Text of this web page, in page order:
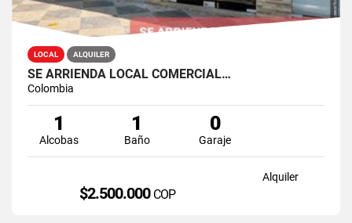
LOCAL ALQUILER
SE ARRIENDA LOCAL COMERCIAL…
Colombia
1
Alcobas
1
Baño
0
Garaje
Alquiler
$2.500.000 COP